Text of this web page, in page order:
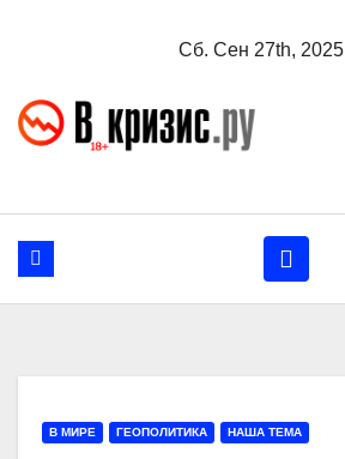
Сб. Сен 27th, 2025
В МИРЕ ГЕОПОЛИТИКА НАША ТЕМА